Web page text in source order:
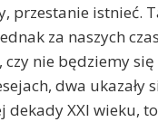
przestanie istnieć.
za naszych
nie będziemy
dwa
XXI wieku,